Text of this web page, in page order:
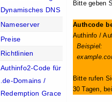
Dynamisches DNS
Nameserver
Preise
Richtlinien
Authinfo2-Code für
.de-Domains /
Redemption Grace
Bitte geben
Authcode
Authinfo /
Beispiel:
Bitte rufen
30 Tagen,